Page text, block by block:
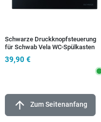
Schwarze Druckknopfsteuerung
für Schwab Vela WC-Spülkasten
39,90 €
arrow_upward Zum Seitenanfang